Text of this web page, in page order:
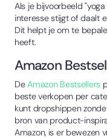
Als je bijvoorbeeld
interesse stijgt of daalt
Dit helpt je om te
heeft.
Amazon
DeAmazon Bestsellers
beste verkopen per
kunt dropshippen
bron van product-
Amazon, is er bewezen